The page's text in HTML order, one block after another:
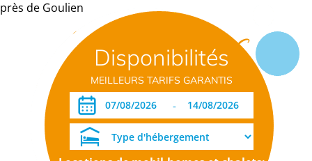
Disponibilités
MEILLEURS TARIFS GARANTIS
-
près de Goulien
Informations
pratiques